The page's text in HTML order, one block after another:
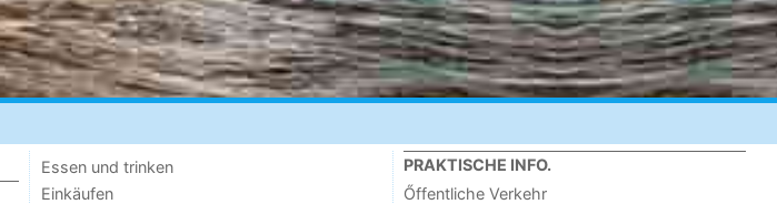
Essen und trinken
Einkäufen
PRAKTISCHE INFO.
Őffentliche Verkehr